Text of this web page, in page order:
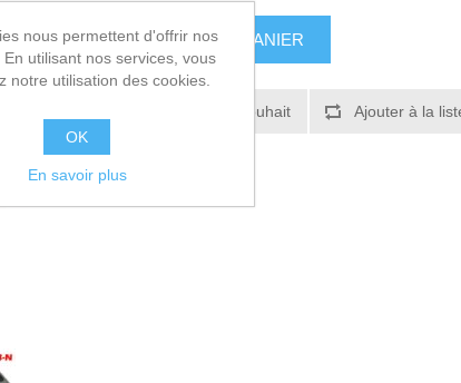
AJOUTER AU PANIER
Ajouter à la liste de souhait Ajouter à la
Envoyer à un ami
nous permettent d'offrir nos
En utilisant nos services, vous
notre utilisation des cookies.
OK
En savoir plus